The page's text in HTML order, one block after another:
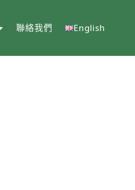
聯絡我們 English